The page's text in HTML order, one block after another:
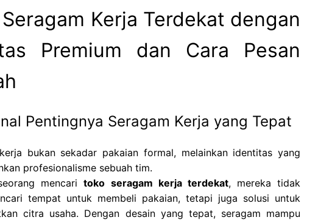
Kerja Terdekat dengan
Premium dan Cara Pesan
Pentingnya Seragam Kerja yang Tepat
bukan sekadar pakaian formal, melainkan identitas yang
profesionalisme sebuah tim.
mencaritoko seragam kerja terdekat, mereka tidak
tempat untuk membeli pakaian, tetapi juga solusi untuk
citra usaha. Dengan desain yang tepat, seragam mampu